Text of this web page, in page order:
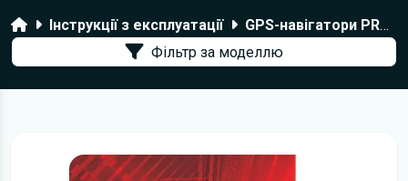
ГоловнаІнструкції з експлуатації
GPS-навігатори PROLOGY
Фільтр за моделлю